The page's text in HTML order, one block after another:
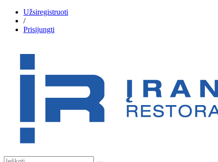
Užsiregistruoti
/
Prisijungti